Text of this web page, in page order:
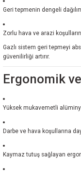
Geri tepmenin dengeli
Zorlu hava ve arazi
Gazlı sistem geri tepmeyi
güvenilirliği artırır.
Ergonomik ve
Yüksek mukavemetli
Darbe ve hava koşullarına
Kaymaz tutuş sağlayan